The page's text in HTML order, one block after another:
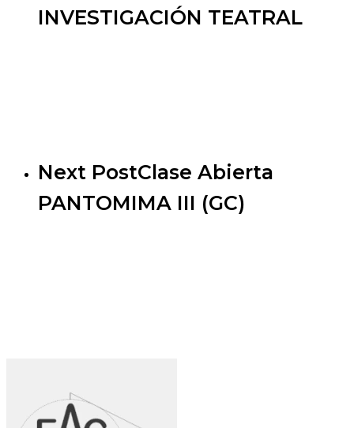
INVESTIGACIÓN TEATRAL
Next PostClase Abierta
PANTOMIMA III (GC)